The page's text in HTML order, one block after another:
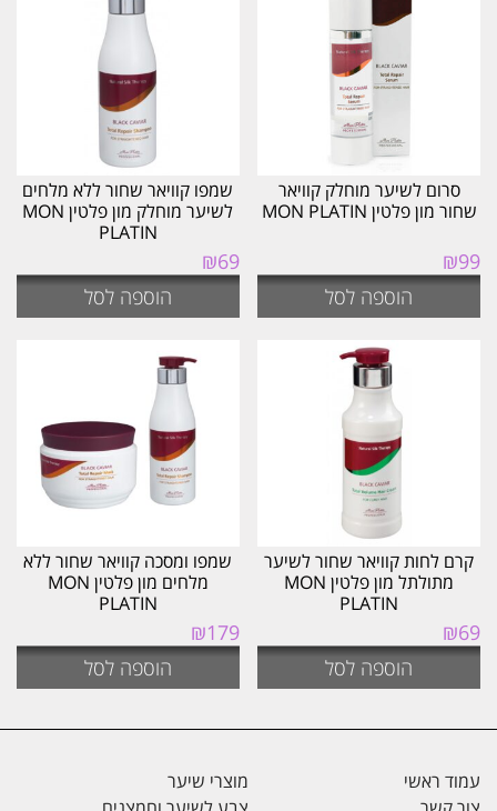
סרום לשיער מוחלק קוויאר
שחור מון פלטין MON PLATIN
₪99
הוספה לסל
שמפו קוויאר שחור ללא מלחים
לשיער מוחלק מון פלטין MON
PLATIN
₪69
הוספה לסל
קרם לחות קוויאר שחור לשיער
מתולתל מון פלטין MON
PLATIN
₪69
הוספה לסל
שמפו ומסכה קוויאר שחור ללא
מלחים מון פלטין MON
PLATIN
₪179
הוספה לסל
עמוד ראשי
מוצרי שיער